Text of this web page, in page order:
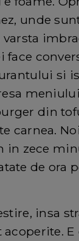
unde
face
si
din
carnea.
in zece
de ora
insa
E